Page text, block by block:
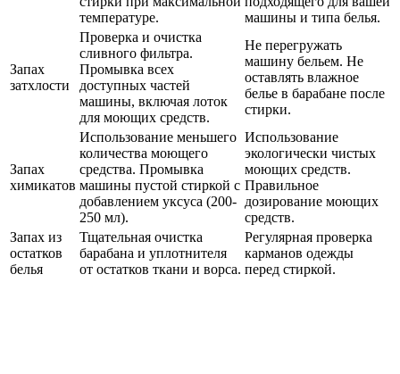
температуре.
машины и типа белья.
Запах
затхлости
Проверка и очистка
сливного фильтра.
Промывка всех
доступных частей
машины, включая лоток
для моющих средств.
Не перегружать
машину бельем. Не
оставлять влажное
белье в барабане после
стирки.
Запах
химикатов
Использование меньшего
количества моющего
средства. Промывка
машины пустой стиркой с
добавлением уксуса (200-
250 мл).
Использование
экологически чистых
моющих средств.
Правильное
дозирование моющих
средств.
Запах из
остатков
белья
Тщательная очистка
барабана и уплотнителя
от остатков ткани и ворса.
Регулярная проверка
карманов одежды
перед стиркой.